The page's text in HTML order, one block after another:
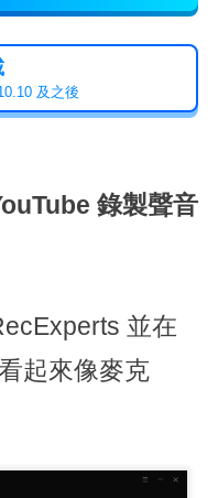
及之後
錄製聲音
並在
起來像麥克